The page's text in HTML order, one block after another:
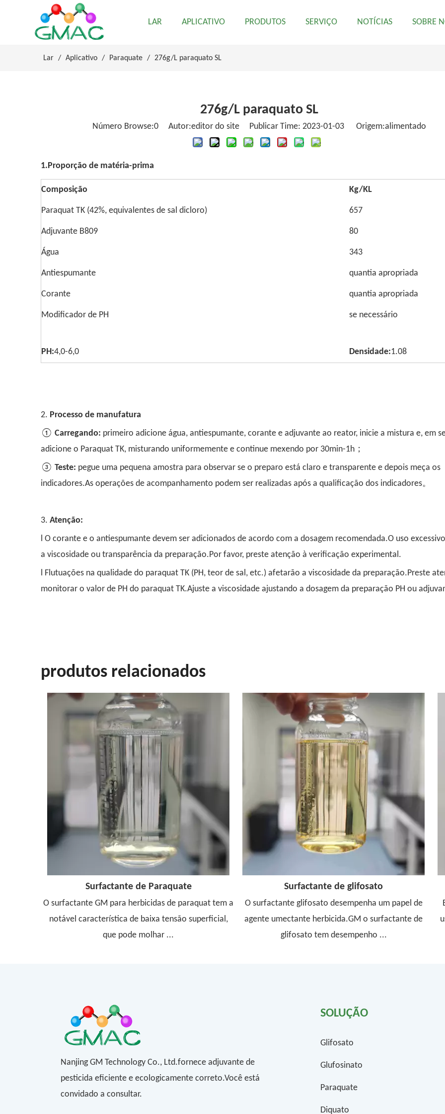
LAR APLICATIVO PRODUTOS SERVIÇO NOTÍCIAS SOBRE
Lar / Aplicativo / Paraquate / 276g/L paraquato SL
276g/L paraquato SL
Número Browse:0 Autor:editor do site Publicar Time: 2023-01-03 Origem:alimentado
1.Proporção de matéria-prima
Composição Kg/KL
Paraquat TK (42%, equivalentes de sal dicloro) 657
Adjuvante B809 80
Água 343
Antiespumante quantia apropriada
Corante quantia apropriada
Modificador de PH se necessário
PH:4,0-6,0 Densidade:1.08
2. Processo de manufatura
① Carregando: primeiro adicione água, antiespumante, corante e adjuvante ao reator, inicie a mistura e, em
adicione o Paraquat TK, misturando uniformemente e continue mexendo por 30min-1h；
③ Teste: pegue uma pequena amostra para observar se o preparo está claro e transparente e depois meça os
indicadores.As operações de acompanhamento podem ser realizadas após a qualificação dos indicadores。
3. Atenção:
l O corante e o antiespumante devem ser adicionados de acordo com a dosagem recomendada.O uso
a viscosidade ou transparência da preparação.Por favor, preste atenção à verificação experimental.
l Flutuações na qualidade do paraquat TK (PH, teor de sal, etc.) afetarão a viscosidade da preparação.Preste
monitorar o valor de PH do paraquat TK.Ajuste a viscosidade ajustando a dosagem da preparação PH ou
produtos relacionados
Surfactante de Paraquate
O surfactante GM para herbicidas de paraquat tem a
notável característica de baixa tensão superficial,
que pode molhar ...
Surfactante de glifosato
O surfactante glifosato desempenha um papel de
agente umectante herbicida.GM o surfactante de
glifosato tem desempenho ...
Nanjing GM Technology Co., Ltd.fornece adjuvante de
pesticida eficiente e ecologicamente correto.Você está
convidado a consultar.
SOLUÇÃO
Glifosato
Glufosinato
Paraquate
Diquato